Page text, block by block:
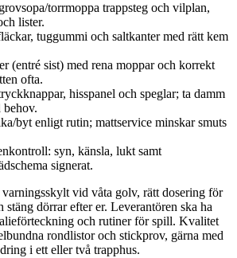
torrmoppa trappsteg och vilplan,
lister.
tuggummi och saltkanter med rätt kem
(entré sist) med rena moppar och korrekt
ofta.
hisspanel och speglar; ta damm
behov.
byt enligt rutin; mattservice minskar smuts
syn, känsla, lukt samt
signerat.
varningsskylt vid våta golv, rätt dosering för
dörrar efter er. Leverantören ska ha
och rutiner för spill. Kvalitet
rondlistor och stickprov, gärna med
i ett eller två trapphus.